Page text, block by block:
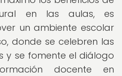
en las aulas, es
un ambiente escolar
donde se celebren las
y se fomente el diálogo
docente en